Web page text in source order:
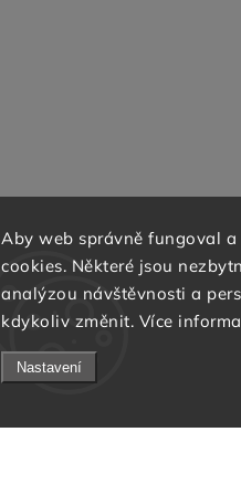
Aby web správně fungoval
cookies. Některé jsou
analýzou návštěvnosti a
kdykoliv změnit. Více
Nastavení